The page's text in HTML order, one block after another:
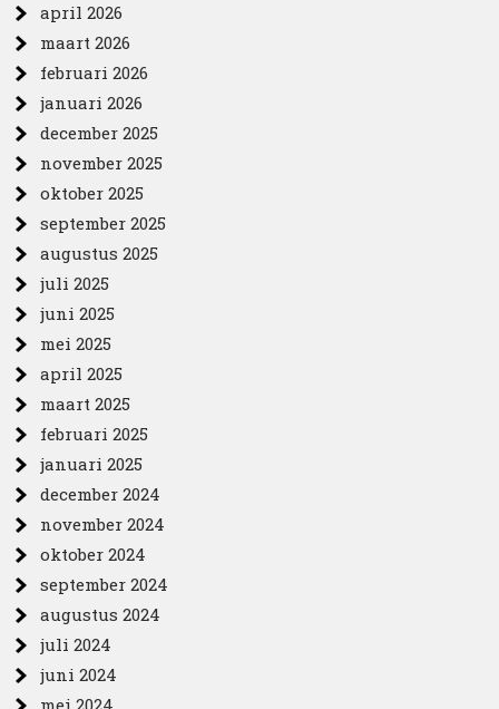
april 2026
maart 2026
februari 2026
januari 2026
december 2025
november 2025
oktober 2025
september 2025
augustus 2025
juli 2025
juni 2025
mei 2025
april 2025
maart 2025
februari 2025
januari 2025
december 2024
november 2024
oktober 2024
september 2024
augustus 2024
juli 2024
juni 2024
mei 2024